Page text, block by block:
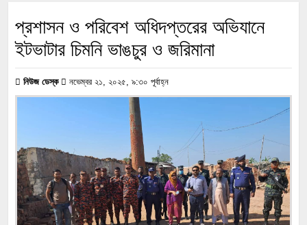
প্রশাসন ও পরিবেশ অধিদপ্তরের অভিযানে
ইটভাটার চিমনি ভাঙচুর ও জরিমানা
নিউজ ডেস্ক নভেম্বর ২১, ২০২৫, ৯:৩০ পূর্বাহ্ন